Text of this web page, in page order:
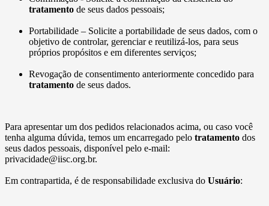
tratamento de seus dados pessoais;
Portabilidade – Solicite a portabilidade de seus dados, com o
objetivo de controlar, gerenciar e reutilizá-los, para seus
próprios propósitos e em diferentes serviços;
Revogação de consentimento anteriormente concedido para
tratamento de seus dados.
Para apresentar um dos pedidos relacionados acima, ou caso você
tenha alguma dúvida, temos um encarregado pelo tratamento dos
seus dados pessoais, disponível pelo e-mail:
privacidade@iisc.org.br.
Em contrapartida, é de responsabilidade exclusiva do Usuário: